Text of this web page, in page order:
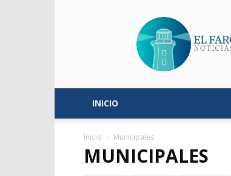
Faro
Noticias
INICIO
Inicio Municipales
MUNICIPALES